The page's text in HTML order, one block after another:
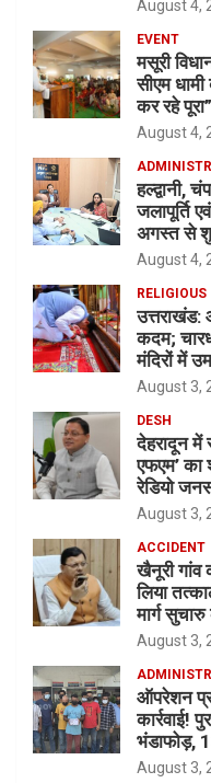
August 4,
EVENT
मसूरी
सीएम
कर रहे पूरा”
August 4,
हल्द्वानी,
जलापूर्ति
अगस्त से
August 4,
RELIGIOUS
उत्तराखंड:
कदम;
मंदिरों में
August 3,
DESH
देहरादून में
एफएम’ का
रेडियो
August 3,
ACCIDENT
खैनूरी गांव
लिया
मार्ग
August 3,
ऑपरेशन
कार्रवाई!
भंडाफोड़,
August 3,